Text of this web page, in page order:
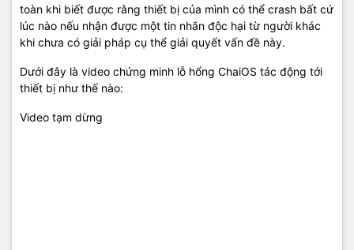
toàn khi biết được rằng thiết bị của mình có thể crash bất cứ
lúc nào nếu nhận được một tin nhắn độc hại từ người khác
khi chưa có giải pháp cụ thể giải quyết vấn đề này.
Dưới đây là video chứng minh lỗ hổng ChaiOS tác động tới
thiết bị như thế nào:
Video tạm dừng